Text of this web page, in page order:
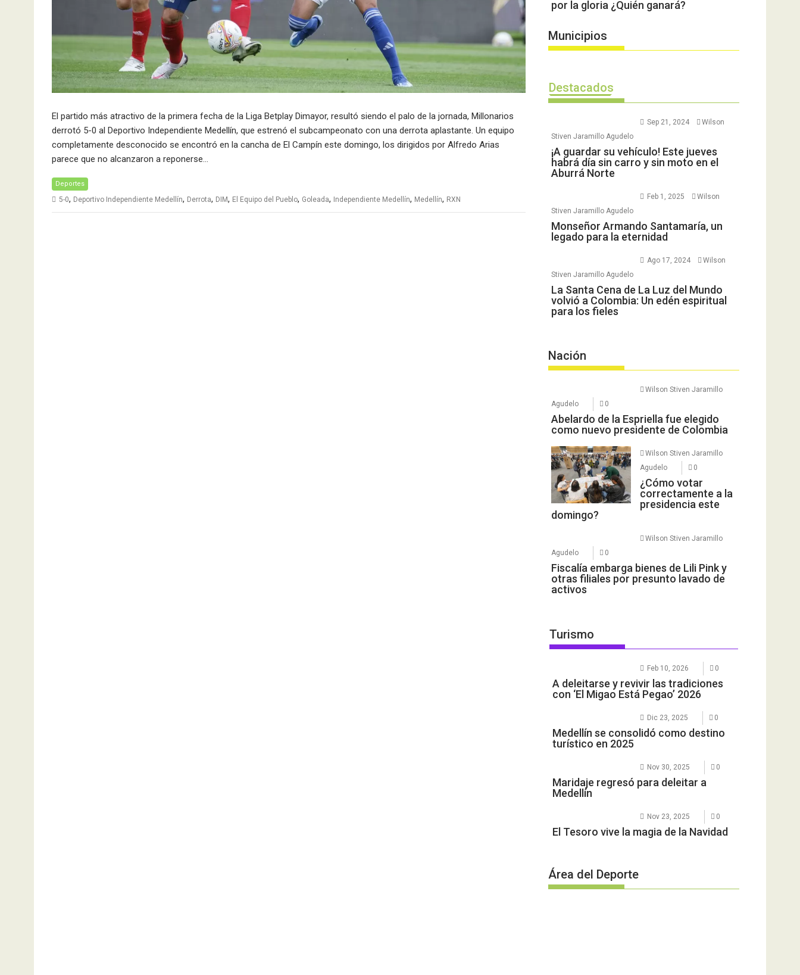
El partido más atractivo de la primera fecha de la Liga Betplay Dimayor, resultó siendo el palo de la jornada, Millonarios
derrotó 5-0 al Deportivo Independiente Medellín, que estrenó el subcampeonato con una derrota aplastante. Un equipo
completamente desconocido se encontró en la cancha de El Campín este domingo, los dirigidos por Alfredo Arias
parece que no alcanzaron a reponerse…
Deportes
5-0, Deportivo Independiente Medellín, Derrota, DIM, El Equipo del Pueblo, Goleada, Independiente Medellín, Medellín, RXN
por la gloria ¿Quién ganará?
Municipios
Destacados
Sep 21, 2024
Wilson
Stiven Jaramillo Agudelo
¡A guardar su vehículo! Este jueves
habrá día sin carro y sin moto en el
Aburrá Norte
Feb 1, 2025
Wilson
Stiven Jaramillo Agudelo
Monseñor Armando Santamaría, un
legado para la eternidad
Ago 17, 2024
Wilson
Stiven Jaramillo Agudelo
La Santa Cena de La Luz del Mundo
volvió a Colombia: Un edén espiritual
para los fieles
Nación
Wilson Stiven Jaramillo
Agudelo
0
Abelardo de la Espriella fue elegido
como nuevo presidente de Colombia
Wilson Stiven Jaramillo
Agudelo
0
¿Cómo votar
correctamente a la
presidencia este
domingo?
Wilson Stiven Jaramillo
Agudelo
0
Fiscalía embarga bienes de Lili Pink y
otras filiales por presunto lavado de
activos
Turismo
Feb 10, 2026 0
A deleitarse y revivir las tradiciones
con ‘El Migao Está Pegao’ 2026
Dic 23, 2025 0
Medellín se consolidó como destino
turístico en 2025
Nov 30, 2025 0
Maridaje regresó para deleitar a
Medellín
Nov 23, 2025 0
El Tesoro vive la magia de la Navidad
Área del Deporte